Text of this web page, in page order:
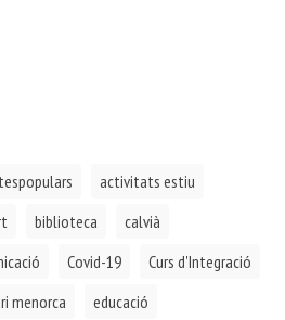
activitats estiu
biblioteca
calvià
Covid-19
Curs d'Integració
menorca
educació